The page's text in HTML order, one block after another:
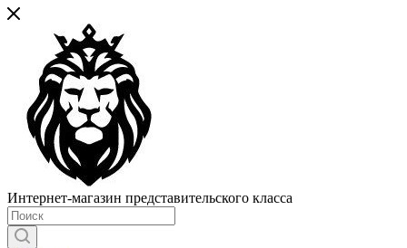
Интернет-магазин представительского класса